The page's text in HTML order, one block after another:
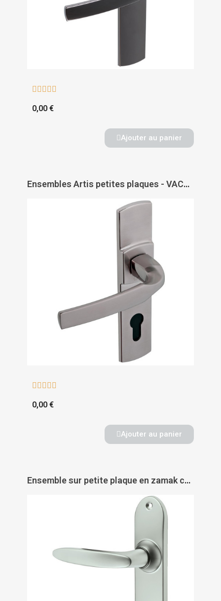
    
0,00 €
Ajouter au panier
Ensembles Artis petites plaques - VACHETTE ASSA ABLOY
    
0,00 €
Ajouter au panier
Ensemble sur petite plaque en zamak chromé - JAZZ - VACHETTE ASSA ABLOY